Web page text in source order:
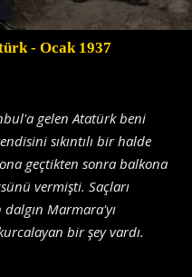
- Ocak 1937
gelen Atatürk beni
sı­kıntılı bir halde
geçtikten sonra balkona
vermişti. Saçları
Marmara'yı
bir şey vardı.